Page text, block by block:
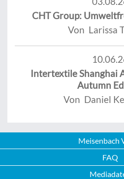
CHT Group:
Von Larissa
Intertextile Shanghai
Autumn
Von Daniel
Meisenbach
FAQ